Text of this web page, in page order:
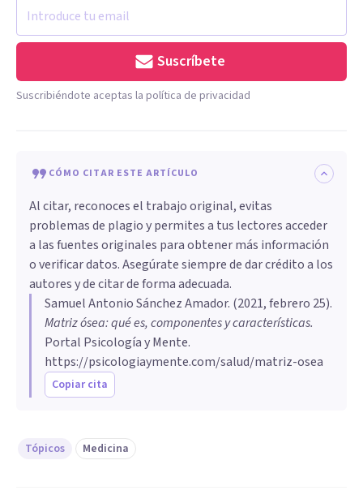
Suscríbete
Suscribiéndote aceptas la política de privacidad
CÓMO CITAR ESTE ARTÍCULO
Al citar, reconoces el trabajo original, evitas
problemas de plagio y permites a tus lectores acceder
a las fuentes originales para obtener más información
o verificar datos. Asegúrate siempre de dar crédito a los
autores y de citar de forma adecuada.
Samuel Antonio Sánchez Amador. (2021, febrero 25).
Matriz ósea: qué es, componentes y características.
Portal Psicología y Mente.
https://psicologiaymente.com/salud/matriz-osea
Copiar cita
Tópicos Medicina